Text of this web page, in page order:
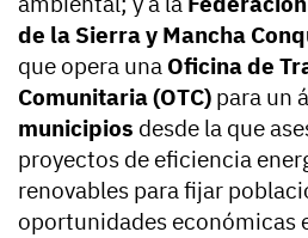
de la Sierra y Mancha
que opera una Oficina de
Comunitaria (OTC) para un
municipios desde la que
proyectos de eficiencia
renovables para fijar
oportunidades económicas